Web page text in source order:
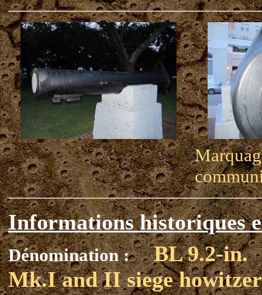
Informations historiques
Dénomination :
BL 9.2-in.
Mk.I and II siege howitzer